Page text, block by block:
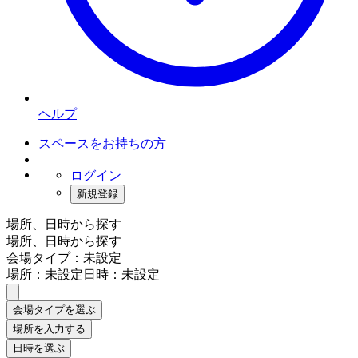
ヘルプ
スペースをお持ちの方
ログイン
新規登録
場所、日時から探す
場所、日時から探す
会場タイプ：未設定
場所：未設定日時：未設定
会場タイプを選ぶ
場所を入力する
日時を選ぶ